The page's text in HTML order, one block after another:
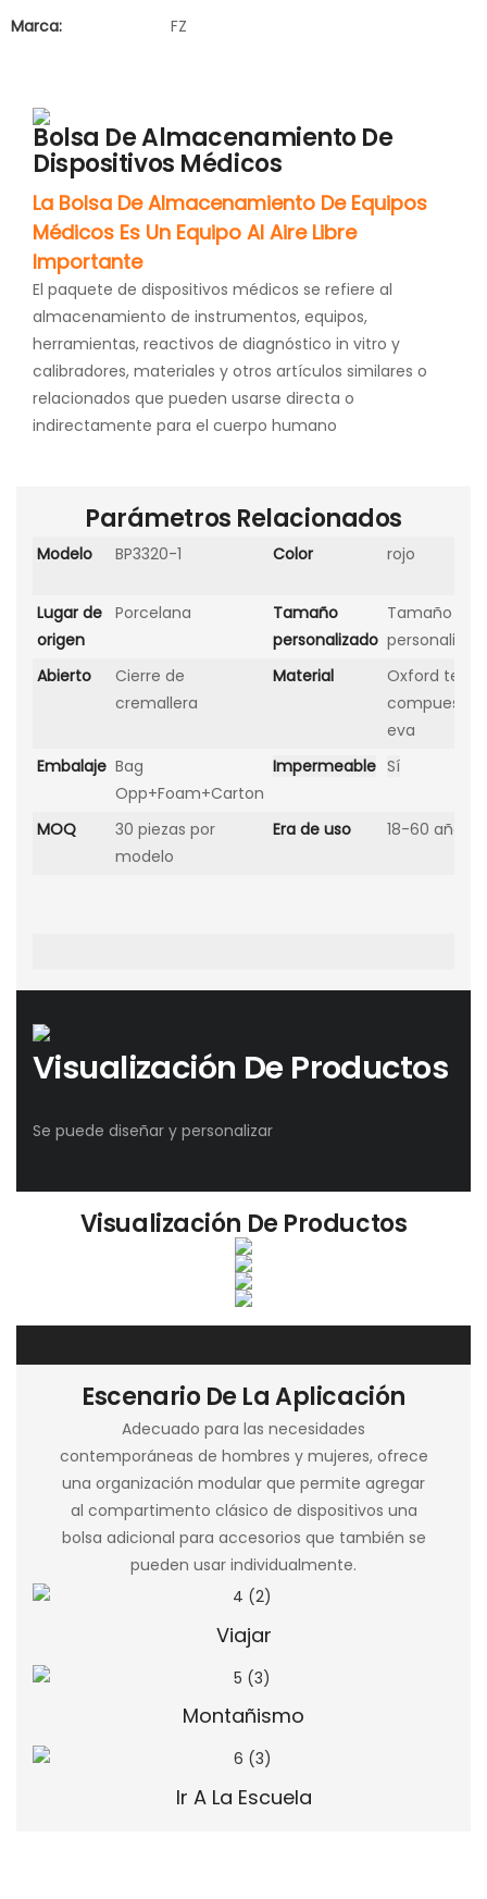
Marca:
FZ
Bolsa De Almacenamiento De
Dispositivos Médicos
La Bolsa De Almacenamiento De Equipos
Médicos Es Un Equipo Al Aire Libre
Importante
El paquete de dispositivos médicos se refiere al
almacenamiento de instrumentos, equipos,
herramientas, reactivos de diagnóstico in vitro y
calibradores, materiales y otros artículos similares o
relacionados que pueden usarse directa o
indirectamente para el cuerpo humano
Parámetros Relacionados
Modelo BP3320-1 Color rojo
Lugar de
origen
Porcelana
Tamaño
personalizado
Tamaño
Abierto
Cierre de
cremallera
Material
Oxford tela
compuesto
eva
Embalaje Bag
Opp+Foam+Carton
Impermeable Sí
MOQ
30 piezas por
modelo
Era de uso 18-60 años
Visualización De Productos
Visualización De Productos
Escenario De La Aplicación
Adecuado para las necesidades
contemporáneas de hombres y mujeres, ofrece
una organización modular que permite agregar
al compartimento clásico de dispositivos una
bolsa adicional para accesorios que también se
pueden usar individualmente.
Viajar
Montañismo
Ir A La Escuela